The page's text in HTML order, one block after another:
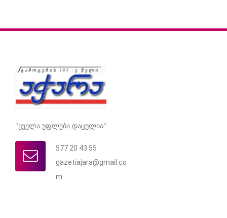
"ყველა უფლება დაცულია" .
577 20 43 55
gazetiajara@gmail.co
m